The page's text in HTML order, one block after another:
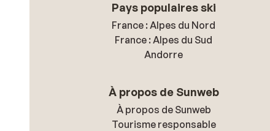
Pays populaires ski
France : Alpes du Nord
France : Alpes du Sud
Andorre
À propos de Sunweb
À propos de Sunweb
Tourisme responsable